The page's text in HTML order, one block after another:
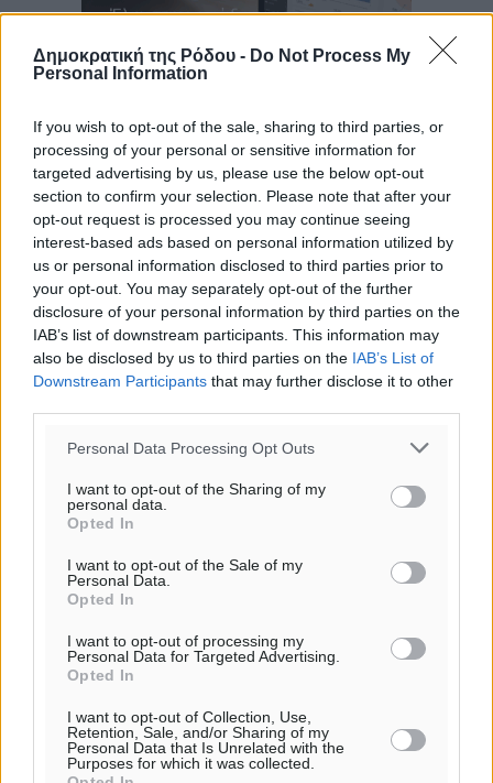
Δημοκρατική της Ρόδου - Do Not Process My
Personal Information
If you wish to opt-out of the sale, sharing to third parties, or
processing of your personal or sensitive information for
targeted advertising by us, please use the below opt-out
section to confirm your selection. Please note that after your
opt-out request is processed you may continue seeing
interest-based ads based on personal information utilized by
us or personal information disclosed to third parties prior to
your opt-out. You may separately opt-out of the further
disclosure of your personal information by third parties on the
IAB’s list of downstream participants. This information may
also be disclosed by us to third parties on the IAB’s List of
Downstream Participants that may further disclose it to other
Personal Data Processing Opt Outs
I want to opt-out of the Sharing of my
personal data.
Opted In
I want to opt-out of the Sale of my
Personal Data.
Opted In
I want to opt-out of processing my
Personal Data for Targeted Advertising.
Opted In
I want to opt-out of Collection, Use,
Retention, Sale, and/or Sharing of my
Personal Data that Is Unrelated with the
Purposes for which it was collected.
Ροή ειδήσεων
Εγκρίθηκε η ηλεκτρική διασύνδεση Ρόδου και Κω
μέσω υποβρύχιων καλωδίων με την ηπειρωτική
Ελλάδα
Τοπικές Ειδήσεις πριν 4 λεπτά
Νέο ανακαινισμένο δημοτικό τουριστικό γραφείο
στην Πάτμο
Τοπικές Ειδήσεις• πριν 23 λεπτά
Ρόδο ο Πρέσβης της Βραζιλίας στην Ελλάδα
Τοπικές Ειδήσεις
Γερμανική αγορά: Έλλειψη προσιτών ξενοδοχείων
επίκεντρο και η Ελλάδα
Ειδήσεις• πριν 1 ώρα
Νέο ξενοδοχείο στη Ρόδο για την H Hotels –
Χατζηλαζάρου – Προχωρά καινούργιο ξενοδοχείο